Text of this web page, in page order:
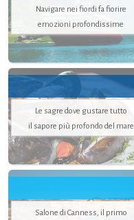
Navigare nei fiordi fa fiorire
emozioni profondissime
Le sagre dove gustare tutto
il sapore più profondo del mare
Salone di Canness, il primo